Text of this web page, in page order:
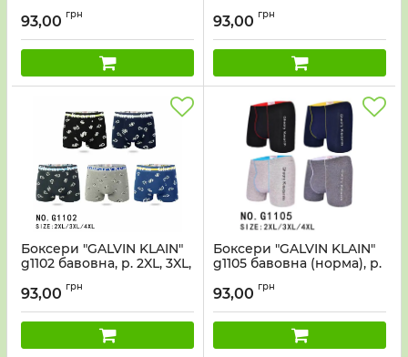
шт-мікс
93,00 грн
-мікс
93,00 грн
Боксери "GALVIN KLAIN"
g1102 бавовна, р. 2XL, 3XL,
93,00 грн
Боксери "GALVIN KLAIN"
g1105 бавовна (норма), р.
мікc
93,00 грн